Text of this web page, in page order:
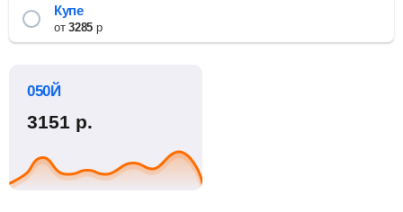
Купе
от3285р
050Й
3151 р.